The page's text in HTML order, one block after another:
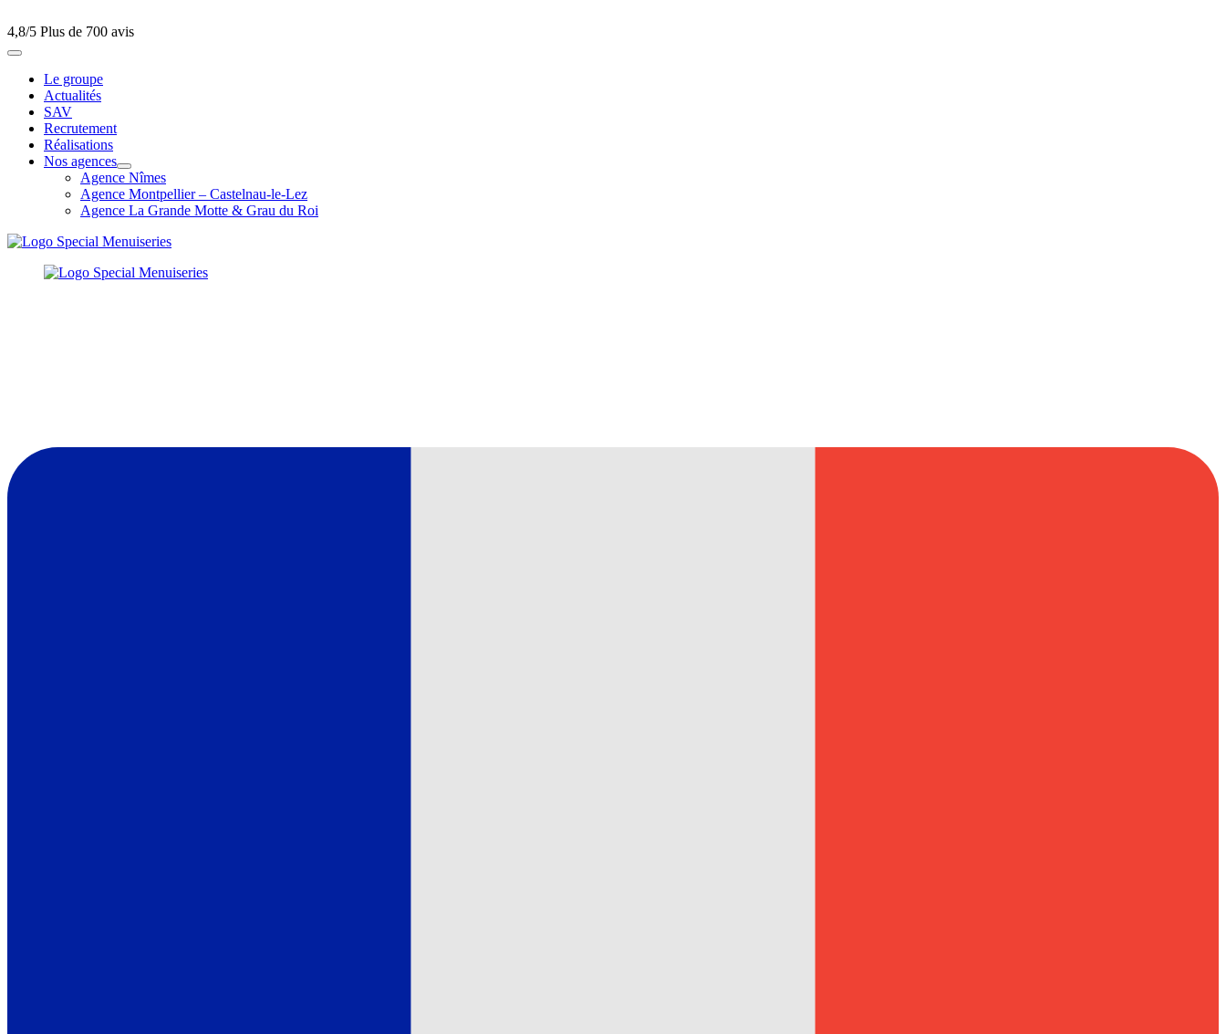
4,8/5 Plus de 700 avis
Le groupe
Actualités
SAV
Recrutement
Réalisations
Nos agences
Agence Nîmes
Agence Montpellier – Castelnau-le-Lez
Agence La Grande Motte & Grau du Roi